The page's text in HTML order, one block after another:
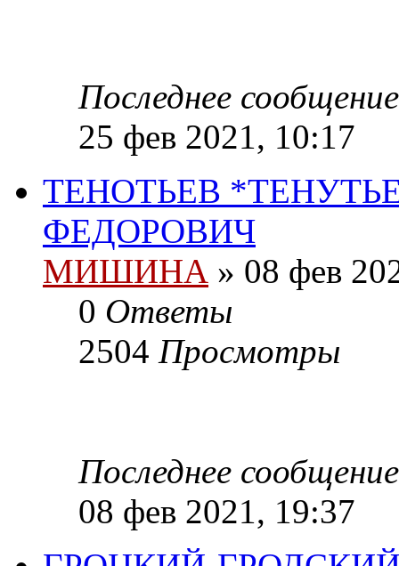
Последнее
25 фев 2021, 10:17
ТЕНОТЬЕВ
ФЕДОРОВИЧ
МИШИНА » 08 фев
0 Ответы
2504 Просмотры
Последнее
08 фев 2021, 19:37